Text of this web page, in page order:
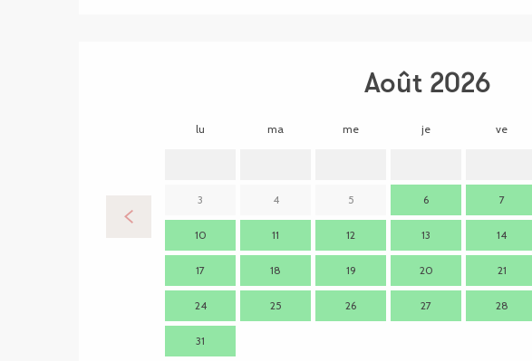
Août 2026
lu ma me je ve
3 4 5 6 7
10 11 12 13 14
17 18 19 20 21
24 25 26 27 28
31